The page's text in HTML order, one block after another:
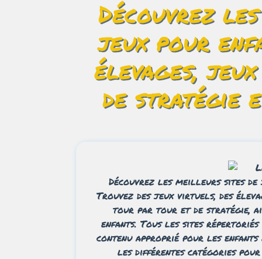
Découvrez
jeux pour
élevages,
de stratégie
Découvrez les meilleurs sites
Trouvez des jeux virtuels, des
tour par tour et de stratégie,
enfants. Tous les sites
contenu approprié pour les
les différentes catégories